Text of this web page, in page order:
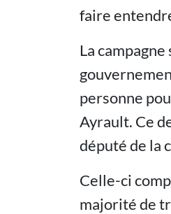
faire
La
personne
Ayrault. Ce
député de la
Celle-ci
majorité de